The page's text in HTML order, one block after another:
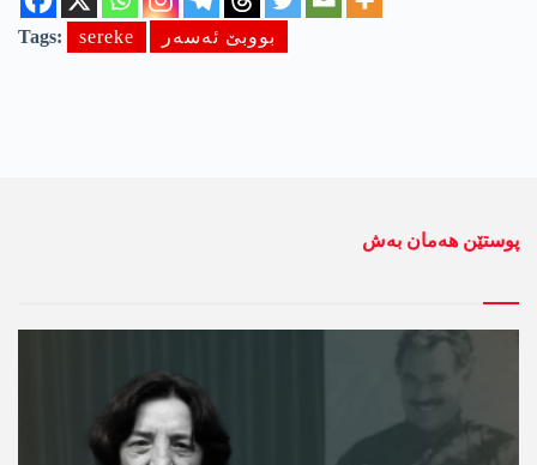
Tags: sereke بووبێ ئەسەر
پوستێن ھەمان بەش